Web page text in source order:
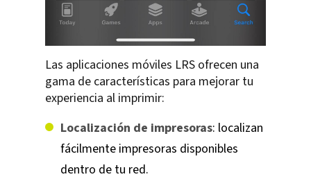
Las aplicaciones móviles LRS ofrecen una
gama de características para mejorar tu
experiencia al imprimir:
Localización de impresoras: localizan
fácilmente impresoras disponibles
dentro de tu red.